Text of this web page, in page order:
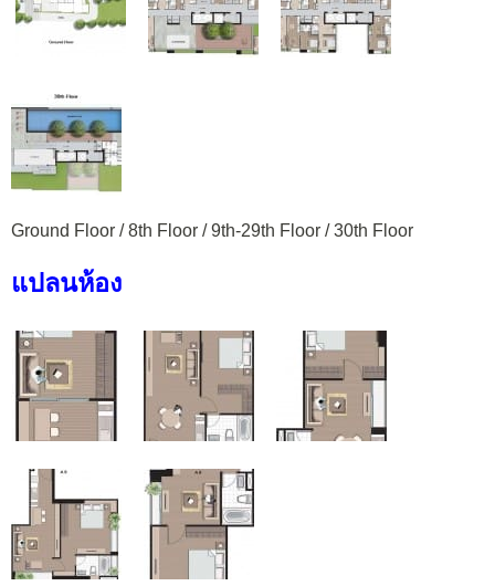
Ground Floor / 8th Floor / 9th-29th Floor / 30th Floor
แปลนห้อง